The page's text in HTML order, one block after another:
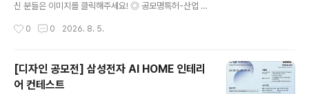
법① 필수 해시태그와 함께 개인 SNS 업로드[ 필수 해시
제출서류 작성 후 이메일 제출[ 제출..
신 분들은 이미지를 클릭해주세요! ◎ 공모명특허-산업 융
인공지능 분류모델을 활용하여 개별 특허가 어떤 산업에
(원)생 (대표자 포함 4인 이내 팀 구성) ◎ 일 정○ 2026.
7.23. ~ 9. 11. 접수 기간○ 2026. 9.28. ~ 11. 13. 결과물
제출○ 2026. 11.16. ~ 11. 20. 1차 심사○ 2026. 11.21.
0 0 2026. 8. 5.
[디자인 공모전] 삼성전자 AI HOME 인테리
어 컨테스트